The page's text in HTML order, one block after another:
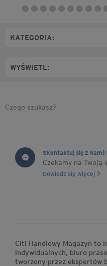
KATEGORIA:
WYŚWIETL:
Skontaktuj się z nami!
Czekamy na Twoją
Dowiedz się więcej
Citi Handlowy Magazyn to
indywidualnych, biuro
tworzony przez ekspertów